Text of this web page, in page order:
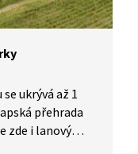
ukrývá až 1
přehrada
zde i lanový